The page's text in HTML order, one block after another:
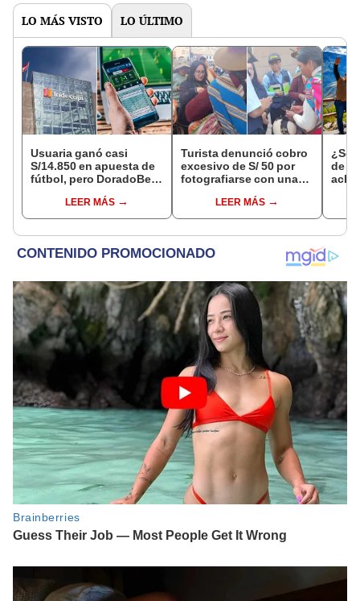
LO MÁS VISTO LO ÚLTIMO
Usuaria ganó casi
S/14.850 en apuesta de
fútbol, pero DoradoBet
Indecopi multó a la
empresa con más de S/
LEER MÁS
Turista denunció cobro
excesivo de S/ 50 por
fotografiarse con una
Serenazgo recuperó el
dinero
LEER MÁS
¿Se
de